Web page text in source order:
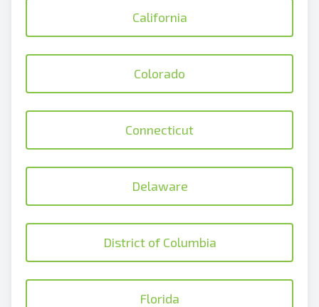
California
Colorado
Connecticut
Delaware
District of Columbia
Florida